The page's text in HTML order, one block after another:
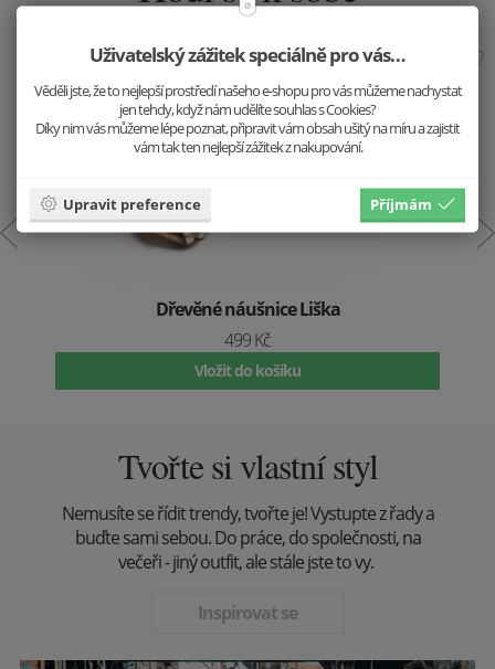
Dřevěné náušnice Liška
499 Kč
Vložit do košíku
Tvořte si vlastní styl
Nemusíte se řídit trendy, tvořte je! Vystupte z řady a
buďte sami sebou. Do práce, do společnosti, na
večeři - jiný outfit, ale stále jste to vy.
Inspirovat se
Uživatelský zážitek speciálně pro vás…
Věděli jste, že to nejlepší prostředí našeho e-shopu pro vás můžeme nachystat
jen tehdy, když nám udělíte souhlas s Cookies?
Díky nim vás můžeme lépe poznat, připravit vám obsah ušitý na míru a zajistit
vám tak ten nejlepší zážitek z nakupování.
Upravit preference Příjmám